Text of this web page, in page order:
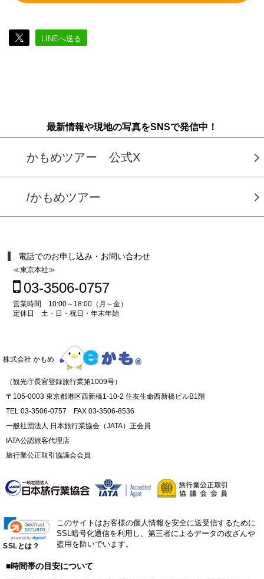
LINEへ送る
最新情報や現地の写真をSNSで発信中！
かもめツアー 公式X
/かもめツアー
電話でのお申し込み・お問い合わせ
≪東京本社≫
03-3506-0757
営業時間 10:00～18:00（月～金）
定休日 土・日・祝日・年末年始
株式会社 かもめ
（観光庁長官登録旅行業第1009号）
〒105-0003 東京都港区西新橋1-10-2 住友生命西新橋ビルB1階
TEL 03-3506-0757 FAX 03-3506-8536
一般社団法人 日本旅行業協会（JATA）正会員
IATA公認旅客代理店
旅行業公正取引協議会会員
SSLとは？
このサイトはお客様の個人情報を安全に送受信するために
SSL暗号化通信を利用し、第三者によるデータの改ざんや
盗用を防いでいます。
■時間帯の目安について